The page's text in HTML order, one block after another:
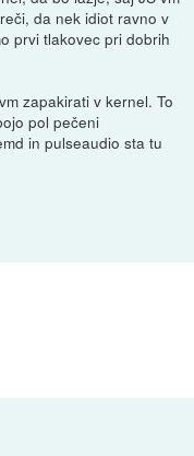
da nek idiot ravno v
prvi tlakovec pri dobrih
zapakirati v kernel. To
pol pečeni
in pulseaudio sta tu